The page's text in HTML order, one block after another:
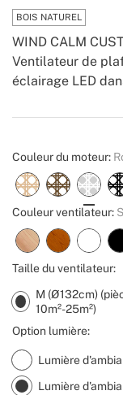
BOIS NATUREL
Ventilateur de
éclairage LED
WIND CALM
Create
Couleur du moteur:
Couleur ventilateur:
Taille du ventilateur:
M (Ø132cm)
10m²-25m²)
Option lumière:
Lumière
Lumière